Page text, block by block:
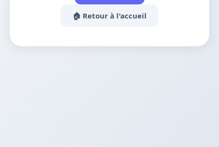
🏠 Retour à l'accueil